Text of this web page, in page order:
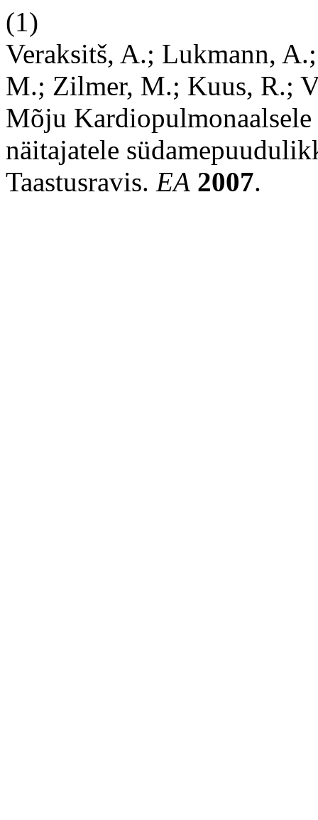
(1)
Veraksitš, A.; Lukmann,
M.; Zilmer, M.; Kuus, R.;
Mõju Kardiopulmonaalsele
näitajatele
Taastusravis. EA 2007.